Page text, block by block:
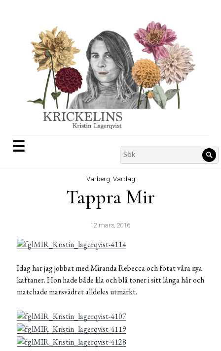
☰
Search
for:
Varberg Vardag
Tappra Mir
12 mars, 2016
Idag har jag jobbat med Miranda Rebecca och fotat våra nya
kaftaner. Hon hade både lila och blå toner i sitt långa hår och
matchade marsvädret alldeles utmärkt.